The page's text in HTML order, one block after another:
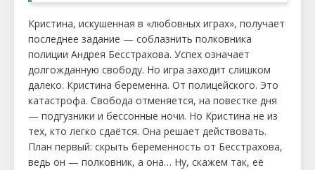
Кристина, искушенная в «любовных играх», получает
последнее задание — соблазнить полковника
полиции Андрея Бесстрахова. Успех означает
долгожданную свободу. Но игра заходит слишком
далеко. Кристина беременна. От полицейского. Это
катастрофа. Свобода отменяется, на повестке дня
— подгузники и бессонные ночи. Но Кристина не из
тех, кто легко сдаётся. Она решает действовать.
План первый: скрыть беременность от Бесстрахова,
ведь он — полковник, а она… Ну, скажем так, её